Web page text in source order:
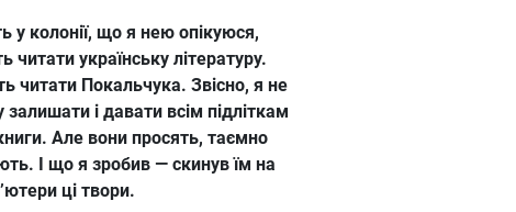
у колонії, що я нею опікуюся,
читати українську літературу.
читати Покальчука. Звісно, я не
і давати всім підліткам
Але вони просять, таємно
І що я зробив — скинув їм на
ці твори.